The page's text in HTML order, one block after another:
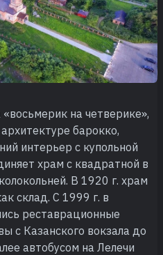
на четверике»,
барокко,
интерьер с купольной
храм с квадратной в
В 1920 г. храм
склад. С 1999 г. в
реставрационные
с Казанского вокзала до
автобусом на Лелечи